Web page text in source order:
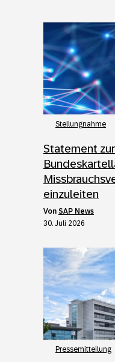
Stellungnahme
Statement
einzuleiten
von SAP News
30. Juli 2026
Pressemitteilung